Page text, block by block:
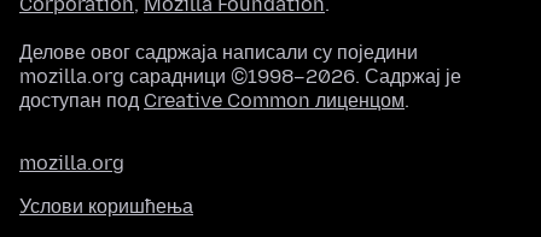
Делове овог садржаја написали су поједини
mozilla.org сарадници ©1998–2026. Садржај је
доступан под Creative Common лиценцом.
mozilla.org
Услови коришћења